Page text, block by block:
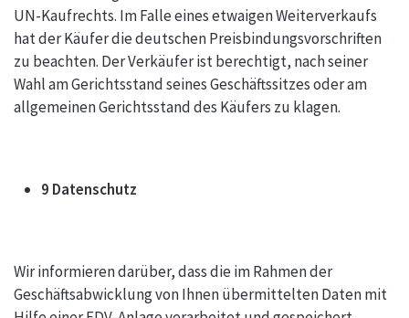
UN-Kaufrechts. Im Falle eines etwaigen Weiterverkaufs
hat der Käufer die deutschen Preisbindungsvorschriften
zu beachten. Der Verkäufer ist berechtigt, nach seiner
Wahl am Gerichtsstand seines Geschäftssitzes oder am
allgemeinen Gerichtsstand des Käufers zu klagen.
9 Datenschutz
Wir informieren darüber, dass die im Rahmen der
Geschäftsabwicklung von Ihnen übermittelten Daten mit